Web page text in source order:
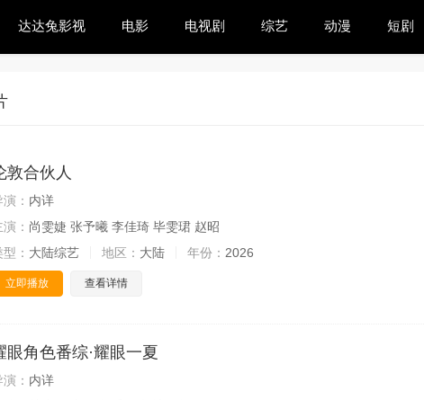
达达兔影视 电影 电视剧 综艺 动漫 短剧
敦合伙人
： 内详
演： 尚雯婕 张予曦 李佳琦 毕雯珺 赵昭
型： 大陆综艺 地区： 大陆 年份： 2026
立即播放 查看详情
眼角色番综·耀眼一夏
： 内详